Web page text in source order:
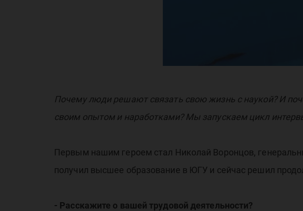
Почему люди решают связать свою жизнь с наукой? И
своим опытом и наработками? Мы запускаем цикл
Первым нашим героем стал Николай Воронцов,
получил высшее образование в ЮГУ и сейчас решил
- Расскажите о вашей трудовой деятельности?